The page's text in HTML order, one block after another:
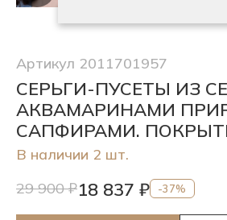
Артикул 2011701957
СЕРЬГИ-ПУСЕТЫ ИЗ
АКВАМАРИНАМИ
САПФИРАМИ.
В наличии 2 шт.
29 900 ₽18 837 ₽ -37%